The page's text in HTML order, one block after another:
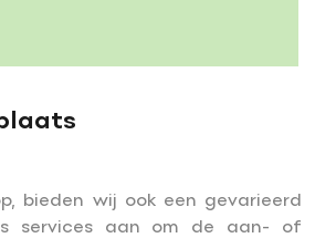
bieden wij ook een gevarieerd
services aan om de aan- of